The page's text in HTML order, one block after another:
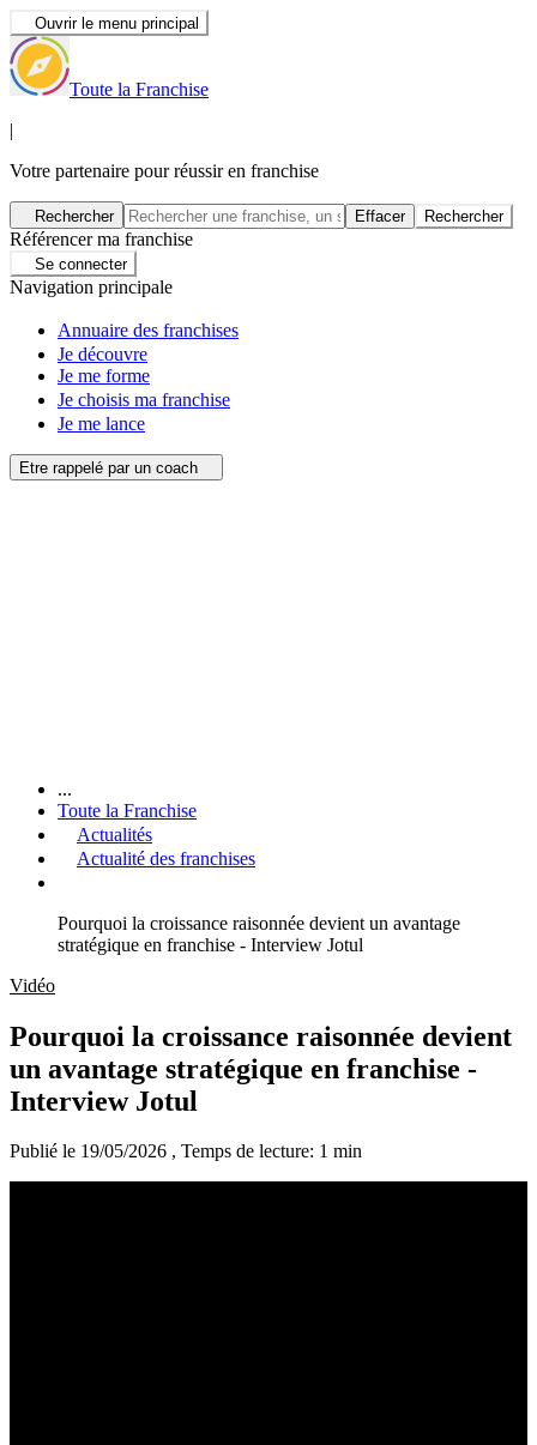
Ouvrir le menu principal
Toute la Franchise
|
Votre partenaire pour réussir en franchise
Rechercher Effacer Rechercher
Référencer ma franchise
Se connecter
Navigation principale
Annuaire des franchises
Je découvre
Je me forme
Je choisis ma franchise
Je me lance
Etre rappelé par un coach
...
Toute la Franchise
Actualités
Actualité des franchises
Pourquoi la croissance raisonnée devient un avantage
stratégique en franchise - Interview Jotul
Vidéo
Pourquoi la croissance raisonnée devient
un avantage stratégique en franchise -
Interview Jotul
Publié le 19/05/2026 , Temps de lecture: 1 min